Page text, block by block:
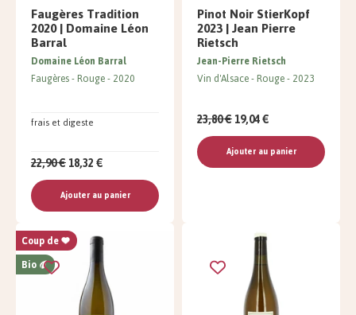
Faugères Tradition
2020 | Domaine Léon
Barral
frais et digeste
Domaine Léon Barral
Faugères Rouge 2020
22,90 €18,32 €
Ajouter au panier
Pinot Noir StierKopf
2023 | Jean Pierre
Rietsch
Jean-Pierre Rietsch
Vin d'Alsace Rouge 2023
23,80 €19,04 €
Ajouter au panier
Coup de
Bio